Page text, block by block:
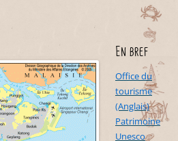
En bref
Office du
tourisme
(Anglais)
Patrimoine
Unesco